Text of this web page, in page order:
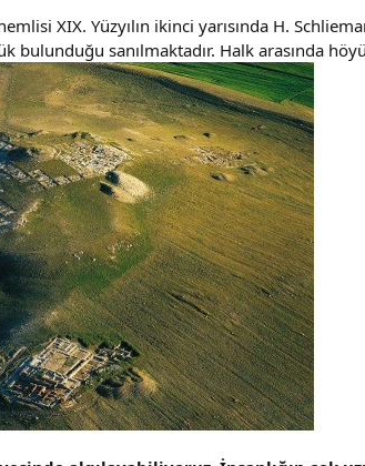
XIX. Yüzyılın ikinci yarısında H.
bulunduğu sanılmaktadır. Halk arasında